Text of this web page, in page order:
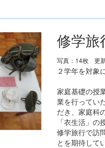
修学
写真：14枚 更
２学年を対象
家庭基礎の授
業を行ってい
だき、家庭科
「衣生活」
修学旅行で訪
とを期待して